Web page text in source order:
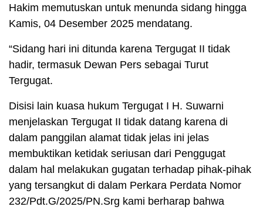
Hakim memutuskan untuk menunda sidang hingga
Kamis, 04 Desember 2025 mendatang.
“Sidang hari ini ditunda karena Tergugat II tidak
hadir, termasuk Dewan Pers sebagai Turut
Tergugat.
Disisi lain kuasa hukum Tergugat I H. Suwarni
menjelaskan Tergugat II tidak datang karena di
dalam panggilan alamat tidak jelas ini jelas
membuktikan ketidak seriusan dari Penggugat
dalam hal melakukan gugatan terhadap pihak-pihak
yang tersangkut di dalam Perkara Perdata Nomor
232/Pdt.G/2025/PN.Srg kami berharap bahwa